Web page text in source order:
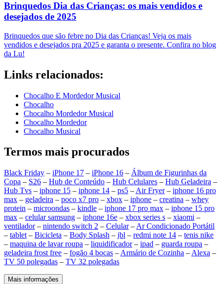
Brinquedos Dia das Crianças: os mais vendidos e
desejados de 2025
Brinquedos que são febre no Dia das Crianças! Veja os mais
vendidos e desejados pra 2025 e garanta o presente. Confira no blog
da Lu!
Links relacionados:
Chocalho E Mordedor Musical
Chocalho
Chocalho Mordedor Musical
Chocalho Mordedor
Chocalho Musical
Termos mais procurados
Black Friday – iPhone 17 – iPhone 16 – Álbum de Figurinhas da
Copa – S26 – Hub de Conteúdo – Hub Celulares – Hub Geladeira –
Hub Tvs – iphone 15 – iphone 14 – ps5 – Air Fryer– iphone 16 pro
max – geladeira – poco x7 pro – xbox – iphone – creatina – whey
protein – microondas – kindle – iphone 17 pro max – iphone 15 pro
max – celular samsung – iphone 16e – xbox series s – xiaomi –
ventilador– nintendo switch 2 – Celular– Ar Condicionado Portátil
– tablet – Bicicleta – Body Splash – jbl – redmi note 14 – tenis nike
– maquina de lavar roupa – liquidificador– ipad – guarda roupa –
geladeira frost free – fogão 4 bocas – Armário de Cozinha – Alexa –
TV 50 polegadas – TV 32 polegadas
Mais informações